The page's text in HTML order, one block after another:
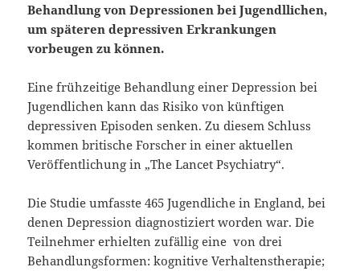
Behandlung von Depressionen bei Jugendllichen,
um späteren depressiven Erkrankungen
vorbeugen zu können.
Eine frühzeitige Behandlung einer Depression bei
Jugendlichen kann das Risiko von künftigen
depressiven Episoden senken. Zu diesem Schluss
kommen britische Forscher in einer aktuellen
Veröffentlichung in „The Lancet Psychiatry“.
Die Studie umfasste 465 Jugendliche in England, bei
denen Depression diagnostiziert worden war. Die
Teilnehmer erhielten zufällig eine von drei
Behandlungsformen: kognitive Verhaltenstherapie;